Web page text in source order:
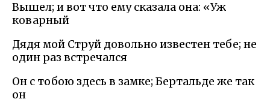
Вышел; и вот что ему сказала она: «Уж
коварный
Дядя мой Струй довольно известен тебе; не
один раз встречался
Он с тобою здесь в замке; Бертальде же так
он